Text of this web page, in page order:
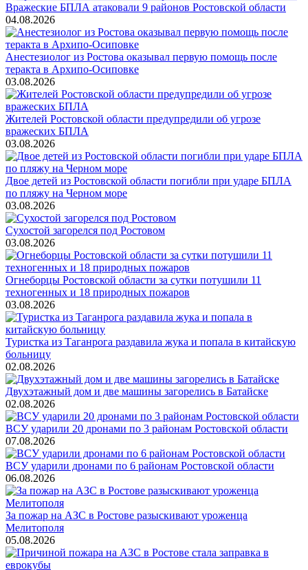
Вражеские БПЛА атаковали 9 районов Ростовской области
04.08.2026
Анестезиолог из Ростова оказывал первую помощь после
теракта в Архипо-Осиповке
03.08.2026
Жителей Ростовской области предупредили об угрозе
вражеских БПЛА
03.08.2026
Двое детей из Ростовской области погибли при ударе БПЛА
по пляжу на Черном море
03.08.2026
Сухостой загорелся под Ростовом
03.08.2026
Огнеборцы Ростовской области за сутки потушили 11
техногенных и 18 природных пожаров
03.08.2026
Туристка из Таганрога раздавила жука и попала в китайскую
больницу
02.08.2026
Двухэтажный дом и две машины загорелись в Батайске
02.08.2026
ВСУ ударили 20 дронами по 3 районам Ростовской области
07.08.2026
ВСУ ударили дронами по 6 районам Ростовской области
06.08.2026
За пожар на АЗС в Ростове разыскивают уроженца
Мелитополя
05.08.2026